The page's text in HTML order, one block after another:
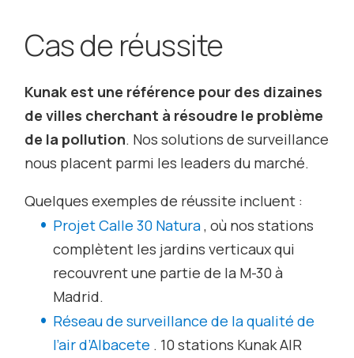
Cas de réussite
Kunak est une référence pour des dizaines
de villes cherchant à résoudre le problème
de la pollution. Nos solutions de surveillance
nous placent parmi les leaders du marché.
Quelques exemples de réussite incluent :
Projet Calle 30 Natura, où nos stations
complètent les jardins verticaux qui
recouvrent une partie de la M-30 à
Madrid.
Réseau de surveillance de la qualité de
l’air d’Albacete . 10 stations Kunak AIR